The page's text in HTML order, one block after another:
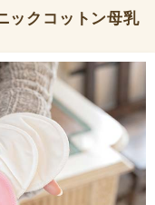
ックコットン母乳